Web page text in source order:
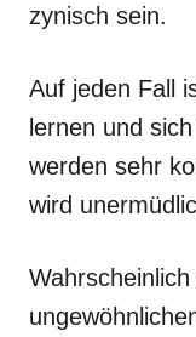
zynisch sein.
Auf jeden Fall
lernen und
werden sehr
wird